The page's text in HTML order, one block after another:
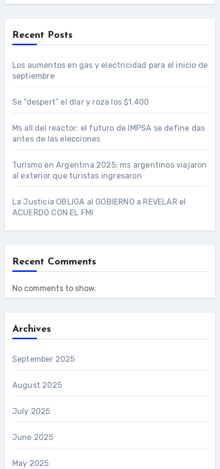
Recent Posts
Los aumentos en gas y electricidad para el inicio de
septiembre
Se “despert” el dlar y roza los $1.400
Ms all del reactor: el futuro de IMPSA se define das
antes de las elecciones
Turismo en Argentina 2025: ms argentinos viajaron
al exterior que turistas ingresaron
La Justicia OBLIGA al GOBIERNO a REVELAR el
ACUERDO CON EL FMI
Recent Comments
No comments to show.
Archives
September 2025
August 2025
July 2025
June 2025
May 2025